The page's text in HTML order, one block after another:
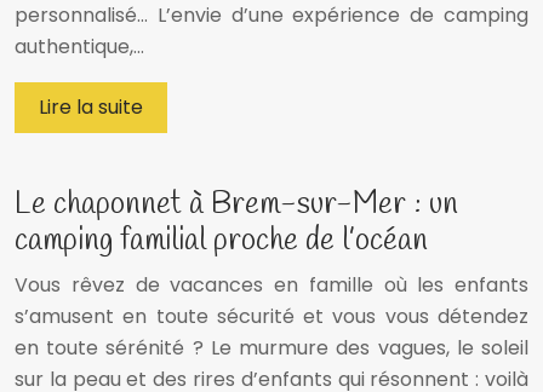
personnalisé… L’envie d’une expérience de camping
authentique,…
Lire la suite
Le chaponnet à Brem-sur-Mer : un
camping familial proche de l’océan
Vous rêvez de vacances en famille où les enfants
s’amusent en toute sécurité et vous vous détendez
en toute sérénité ? Le murmure des vagues, le soleil
sur la peau et des rires d’enfants qui résonnent : voilà